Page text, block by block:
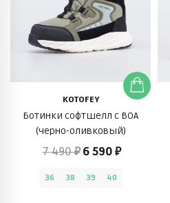
KOTOFEY
Ботинки софтшелл с BOA
(черно-оливковый)
7 490 ₽ 6 590 ₽
36 38 39 40